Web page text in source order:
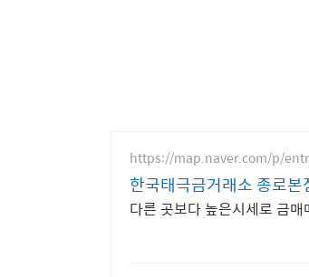
https://map.naver.com/p/
한국태극금거래소 종로본
다른 곳보다 높은시세로 금